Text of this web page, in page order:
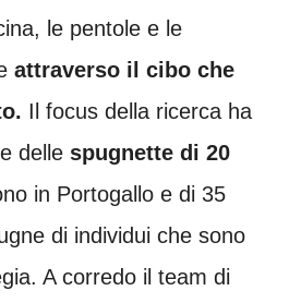
le pentole e le
attraverso il cibo che
Il focus della ricerca ha
delle spugnette di 20
in Portogallo e di 35
di individui che sono
A corredo il team di